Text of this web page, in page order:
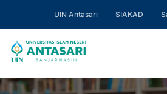
UIN Antasari SIAKAD